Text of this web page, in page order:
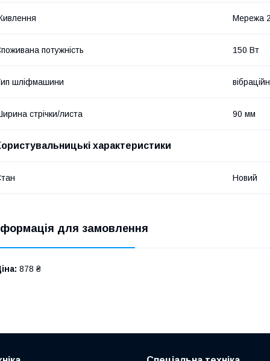
Мережа
потужність 150 Вт
шліфмашини
стрічки/листа 90 мм
характеристики
Новий
для замовлення
878 ₴